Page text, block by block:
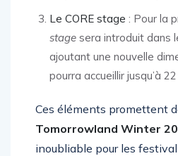
Le CORE stage : Pour la
stage sera introduit dans
ajoutant une nouvelle
pourra accueillir jusqu’à
Ces éléments promettent
Tomorrowland Winter
inoubliable pour les